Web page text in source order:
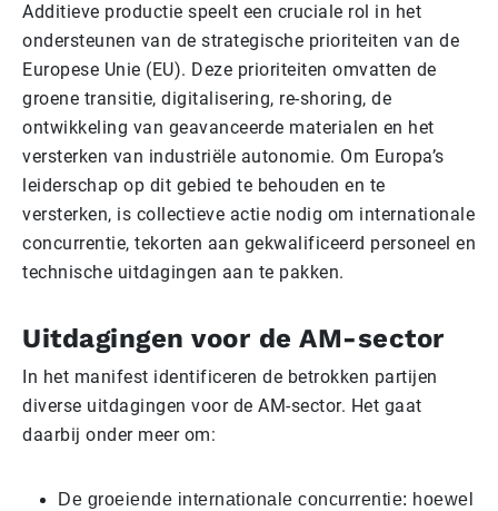
Additieve productie speelt een cruciale rol in het
ondersteunen van de strategische prioriteiten van de
Europese Unie (EU). Deze prioriteiten omvatten de
groene transitie, digitalisering, re-shoring, de
ontwikkeling van geavanceerde materialen en het
versterken van industriële autonomie. Om Europa’s
leiderschap op dit gebied te behouden en te
versterken, is collectieve actie nodig om internationale
concurrentie, tekorten aan gekwalificeerd personeel en
technische uitdagingen aan te pakken.
Uitdagingen voor de AM-sector
In het manifest identificeren de betrokken partijen
diverse uitdagingen voor de AM-sector. Het gaat
daarbij onder meer om:
De groeiende internationale concurrentie: hoewel